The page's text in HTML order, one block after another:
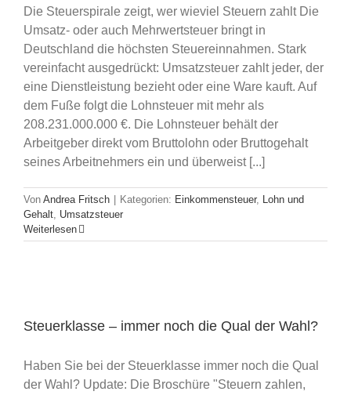
Die Steuerspirale zeigt, wer wieviel Steuern zahlt Die
Umsatz- oder auch Mehrwertsteuer bringt in
Deutschland die höchsten Steuereinnahmen. Stark
vereinfacht ausgedrückt: Umsatzsteuer zahlt jeder, der
eine Dienstleistung bezieht oder eine Ware kauft. Auf
dem Fuße folgt die Lohnsteuer mit mehr als
208.231.000.000 €. Die Lohnsteuer behält der
Arbeitgeber direkt vom Bruttolohn oder Bruttogehalt
seines Arbeitnehmers ein und überweist [...]
Von Andrea Fritsch Kategorien: Einkommensteuer,
Lohn und
Gehalt Umsatzsteuer
Weiterlesen
Steuerklasse – immer noch die Qual der Wahl?
Haben Sie bei der Steuerklasse immer noch die Qual
der Wahl? Update: Die Broschüre "Steuern zahlen,